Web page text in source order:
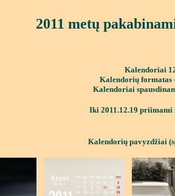
2011 metų
Kalendoriai
Kalendorių formatas
Kalendoriai
Iki 2011.12.19 priimami
Kalendorių pavyzdžiai